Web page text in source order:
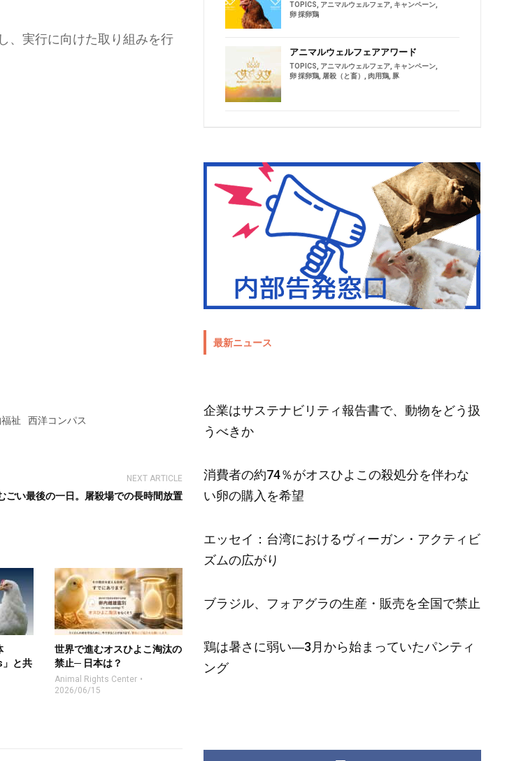
、実行に向けた取り組みを行
祉 西洋コンパス
NEXT ARTICLE
ごい最後の一日。屠殺場での長時間放置
」と共
世界で進むオスひよこ淘汰の
禁止─ 日本は？
Animal Rights Center
2026/06/15
TOPICS アニマルウェルフェア キャンペーン
卵 採卵鶏
アニマルウェルフェアアワード
TOPICS アニマルウェルフェア キャンペーン
卵 採卵鶏 屠殺（と畜） ,肉用鶏 豚
最新ニュース
企業はサステナビリティ報告書で、動物をどう扱
うべきか
消費者の約74％がオスひよこの殺処分を伴わな
い卵の購入を希望
エッセイ：台湾におけるヴィーガン・アクティビ
ズムの広がり
ブラジル、フォアグラの生産・販売を全国で禁止
鶏は暑さに弱い―3月から始まっていたパンティ
ング